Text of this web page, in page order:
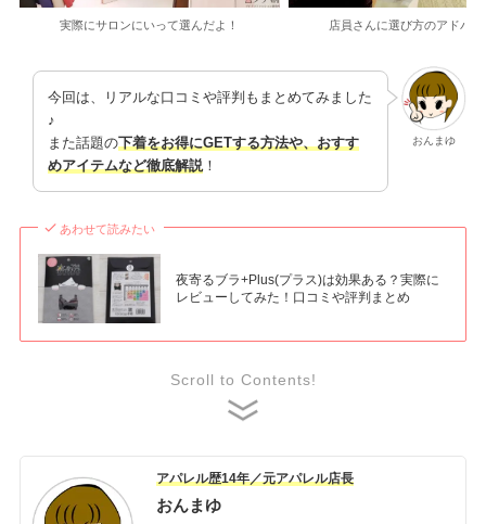
実際にサロンにいって選んだよ！ 店員さんに選び方のアドバ
おんまゆ
今回は、リアルな口コミや評判もまとめてみました
♪
また話題の下着をお得にGETする方法や、おすす
めアイテムなど徹底解説 ！
あわせて読みたい
夜寄るブラ+Plus(プラス)は効果ある？実際に
レビューしてみた！口コミや評判まとめ
Scroll to Contents!
アパレル歴14年／元アパレル店長
おんまゆ